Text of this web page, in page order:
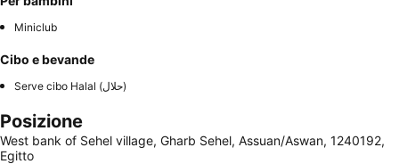
Miniclub
Cibo e bevande
Serve cibo Halal (حلال)
Posizione
West bank of Sehel village, Gharb Sehel, Assuan/Aswan, 1240192,
Egitto